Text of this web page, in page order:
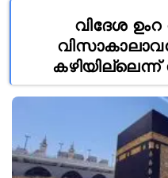
വിദേശ
കഴിയില്ലെന്ന്